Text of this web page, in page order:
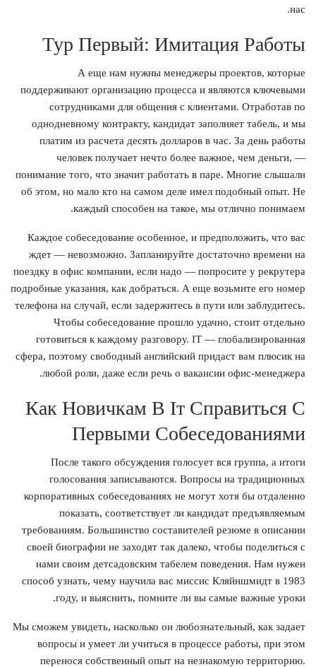
нас.
Тур Первый: Имитация Работы
А еще нам нужны менеджеры проектов, которые
поддерживают организацию процесса и являются ключевыми
сотрудниками для общения с клиентами. Отработав по
однодневному контракту, кандидат заполняет табель, и мы
платим из расчета десять долларов в час. За день работы
человек получает нечто более важное, чем деньги, —
понимание того, что значит работать в паре. Многие слышали
об этом, но мало кто на самом деле имел подобный опыт. Не
каждый способен на такое, мы отлично понимаем.
Каждое собеседование особенное, и предположить, что вас
ждет — невозможно. Запланируйте достаточно времени на
поездку в офис компании, если надо — попросите у рекрутера
подробные указания, как добраться. А еще возьмите его номер
телефона на случай, если задержитесь в пути или заблудитесь.
Чтобы собеседование прошло удачно, стоит отдельно
готовиться к каждому разговору. IТ — глобализированная
сфера, поэтому свободный английский придаст вам плюсик на
любой роли, даже если речь о вакансии офис-менеджера.
Как Новичкам В Іт Справиться С
Первыми Собеседованиями
После такого обсуждения голосует вся группа, а итоги
голосования записываются. Вопросы на традиционных
корпоративных собеседованиях не могут хотя бы отдаленно
показать, соответствует ли кандидат предъявляемым
требованиям. Большинство составителей резюме в описании
своей биографии не заходят так далеко, чтобы поделиться с
нами своим детсадовским табелем поведения. Нам нужен
способ узнать, чему научила вас миссис Кляйншмидт в 1983
году, и выяснить, помните ли вы самые важные уроки.
Мы сможем увидеть, насколько он любознательный, как задает
вопросы и умеет ли учиться в процессе работы, при этом
перенося собственный опыт на незнакомую территорию.